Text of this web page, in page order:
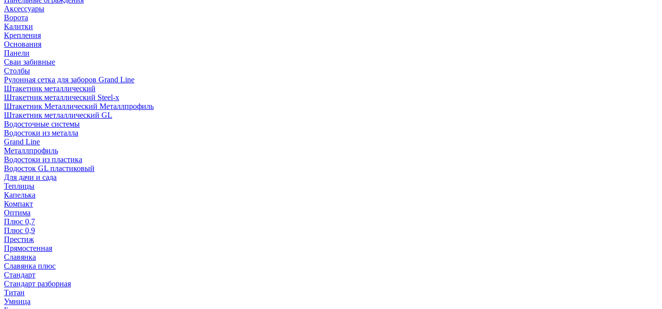
Аксессуары
Ворота
Калитки
Крепления
Основания
Панели
Сваи забивные
Столбы
Рулонная сетка для заборов Grand Line
Штакетник металлический
Штакетник металлический Steel-x
Штакетник Металлический Металлпрофиль
Штакетник метлаллический GL
Водосточные системы
Водостоки из металла
Grand Line
Металлпрофиль
Водостоки из пластика
Водосток GL пластиковый
Для дачи и сада
Теплицы
Капелька
Компакт
Оптима
Плюс 0,7
Плюс 0,9
Престиж
Прямостенная
Славянка
Славянка плюс
Стандарт
Стандарт разборная
Титан
Умница